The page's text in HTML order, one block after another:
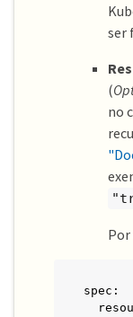
ser
(
no
spec: